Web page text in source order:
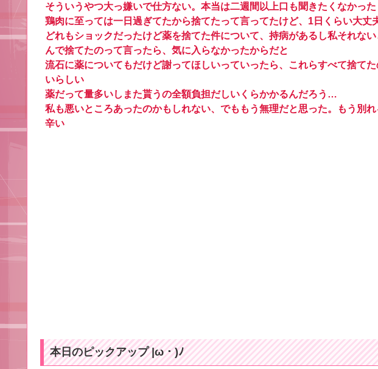
そういうやつ大っ嫌いで仕方ない。本当は二週間以上口も聞きたくなかった
鶏肉に至っては一日過ぎてたから捨てたって言ってたけど、1日くらい大丈
どれもショックだったけど薬を捨てた件について、持病があるし私それな
んで捨てたのって言ったら、気に入らなかったからだと‬
流石に薬についてもだけど謝ってほしいっていったら、‬これらすべて捨て
いらしい
薬だって量多いしまた貰うの全額負担だしいくらかかるんだろう…
私も悪いところあったのかもしれない、でももう無理だと思った。もう別
辛い
本日のピックアップ |ω・)ﾉ